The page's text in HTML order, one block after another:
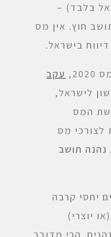
בלבד) –
חוץ. אין מס
בישראל.
עקב
לישראל,
המס
לצורכי מס
נהנה תושב
יחסי קרבה
יוצרי)